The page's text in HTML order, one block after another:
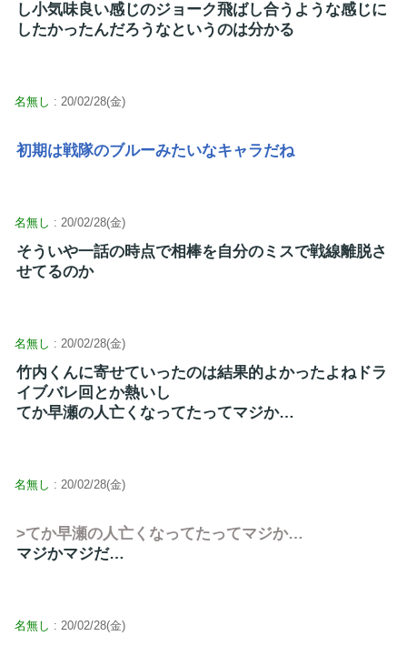
し小気味良い感じのジョーク飛ばし合うような感じに
したかったんだろうなというのは分かる
名無し : 20/02/28(金)
初期は戦隊のブルーみたいなキャラだね
名無し : 20/02/28(金)
そういや一話の時点で相棒を自分のミスで戦線離脱さ
せてるのか
名無し : 20/02/28(金)
竹内くんに寄せていったのは結果的よかったよねドラ
イブバレ回とか熱いし
てか早瀬の人亡くなってたってマジか…
名無し : 20/02/28(金)
>てか早瀬の人亡くなってたってマジか…
マジかマジだ…
名無し : 20/02/28(金)